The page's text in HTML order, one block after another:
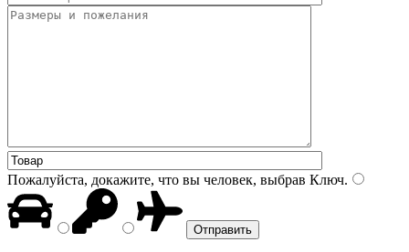
Пожалуйста, докажите, что вы человек, выбрав Ключ.